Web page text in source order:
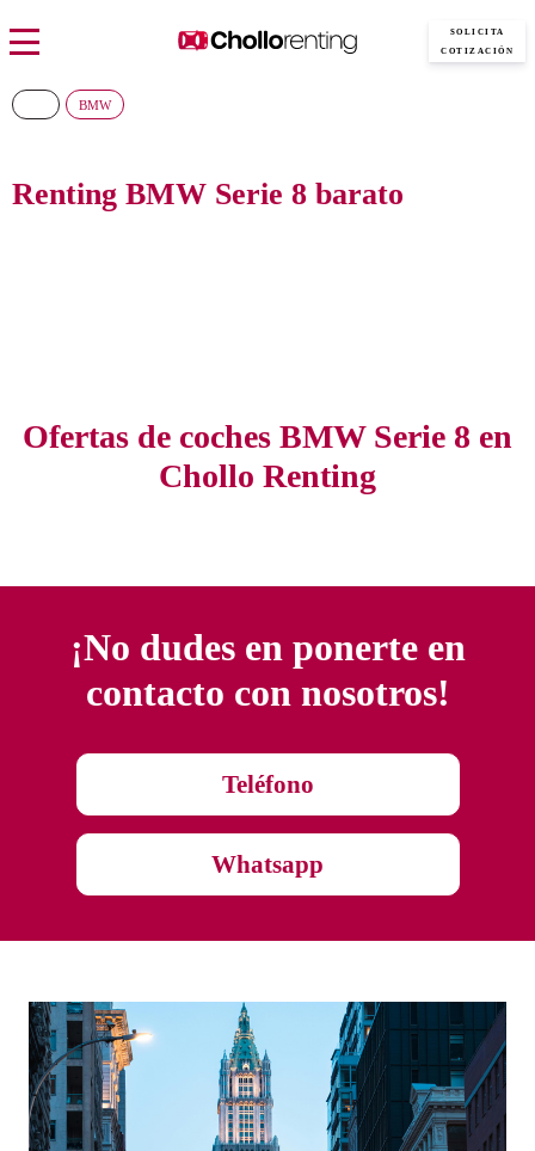
SOLICITA
COTIZACIÓN
Renting BMW Serie 8 barato
BMW
Ofertas de coches BMW Serie 8 en
Chollo Renting
¡No dudes en ponerte en
contacto con nosotros!
Teléfono
Whatsapp